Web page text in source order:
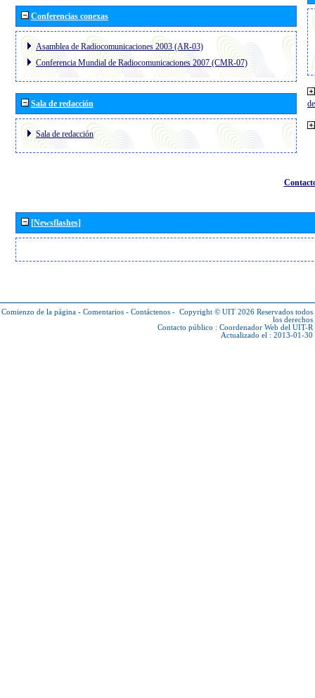
Conferencias conexas
Asamblea de Radiocomunicaciones 2003 (AR-03)
Conferencia Mundial de Radiocomunicaciones 2007 (CMR-07)
Sala de redacción
Sala de redacción
[Newsflashes]
Comienzo de la página - Comentarios - Contáctenos - Copyright © UIT 2026 Reservados todos
los derechos
Contacto público : Coordenador Web del UIT-R
Actualizado el : 2013-01-30